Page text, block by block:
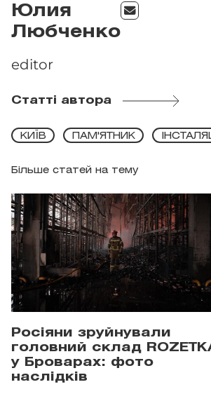
Юлия
Любченко
editor
Статті автора
Більше статей на тему
КИЇВ ПАМ'ЯТНИК
Росіяни зруйнували
головний склад
у Броварах: фото
наслідків